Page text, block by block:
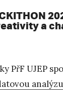
a
PřF UJEP